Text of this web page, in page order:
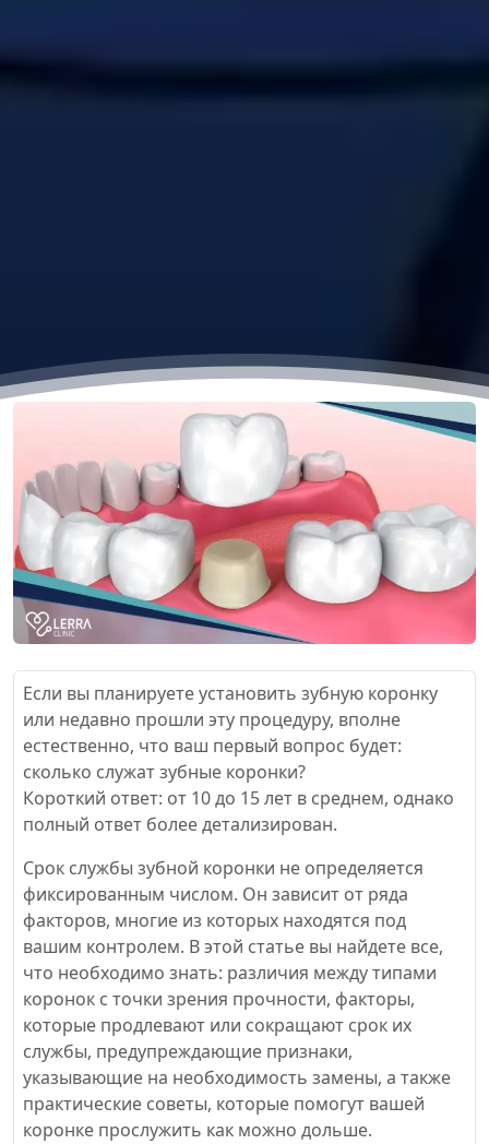
Если вы планируете установить зубную коронку
или недавно прошли эту процедуру, вполне
естественно, что ваш первый вопрос будет:
сколько служат зубные коронки?
Короткий ответ: от 10 до 15 лет в среднем, однако
полный ответ более детализирован.
Срок службы зубной коронки не определяется
фиксированным числом. Он зависит от ряда
факторов, многие из которых находятся под
вашим контролем. В этой статье вы найдете все,
что необходимо знать: различия между типами
коронок с точки зрения прочности, факторы,
которые продлевают или сокращают срок их
службы, предупреждающие признаки,
указывающие на необходимость замены, а также
практические советы, которые помогут вашей
коронке прослужить как можно дольше.